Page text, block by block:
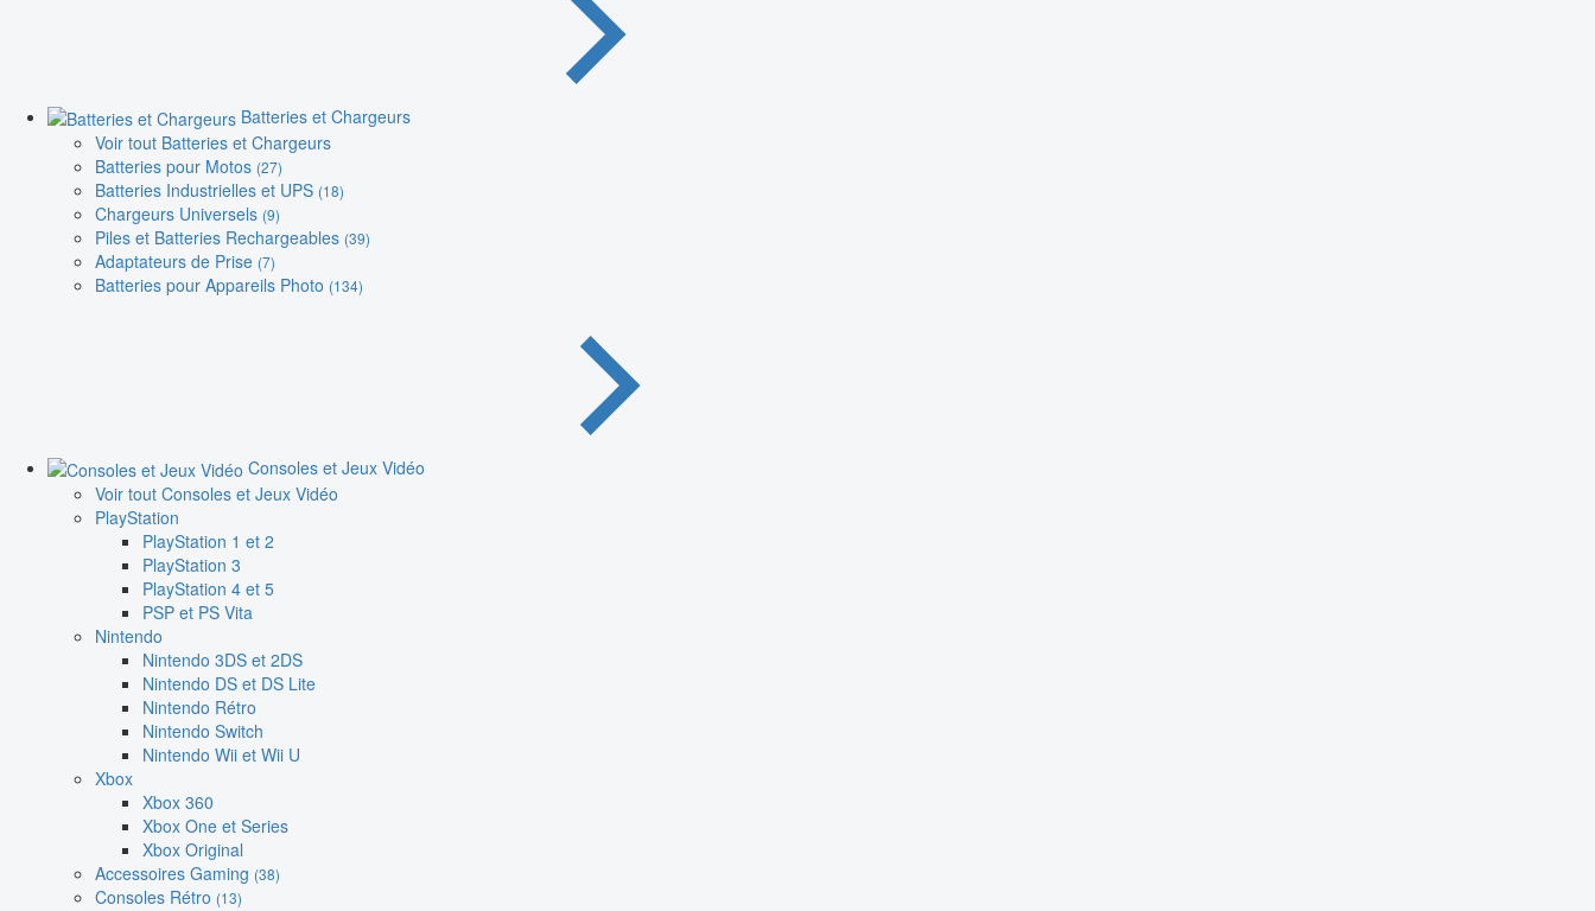
Batteries et Chargeurs
Voir tout Batteries et Chargeurs
Batteries pour Motos (27)
Batteries Industrielles et UPS (18)
Chargeurs Universels (9)
Piles et Batteries Rechargeables (39)
Adaptateurs de Prise (7)
Batteries pour Appareils Photo (134)
Consoles et Jeux Vidéo
Voir tout Consoles et Jeux Vidéo
PlayStation
PlayStation 1 et 2
PlayStation 3
PlayStation 4 et 5
PSP et PS Vita
Nintendo
Nintendo 3DS et 2DS
Nintendo DS et DS Lite
Nintendo Rétro
Nintendo Switch
Nintendo Wii et Wii U
Xbox
Xbox 360
Xbox One et Series
Xbox Original
Accessoires Gaming (38)
Consoles Rétro (13)